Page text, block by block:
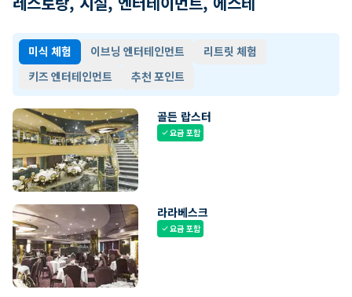
미식 체험 이브닝 엔터테인먼트
리트릿 체험
키즈 엔터테인먼트
추천 포인트
골든 랍스터
check요금 포함
라라베스크
check요금 포함